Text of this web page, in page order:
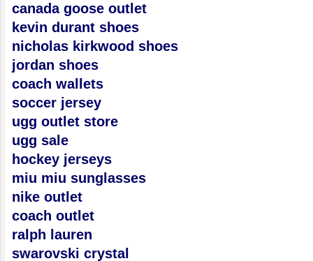
canada goose outlet
kevin durant shoes
nicholas kirkwood shoes
jordan shoes
coach wallets
soccer jersey
ugg outlet store
ugg sale
hockey jerseys
miu miu sunglasses
nike outlet
coach outlet
ralph lauren
swarovski crystal